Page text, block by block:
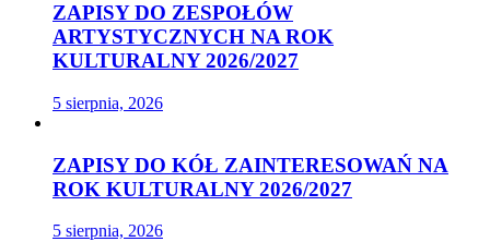
ZAPISY DO ZESPOŁÓW
ARTYSTYCZNYCH NA ROK
KULTURALNY 2026/2027
5 sierpnia, 2026
ZAPISY DO KÓŁ ZAINTERESOWAŃ NA
ROK KULTURALNY 2026/2027
5 sierpnia, 2026